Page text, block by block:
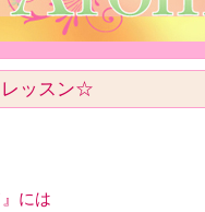
ッスン☆
』には